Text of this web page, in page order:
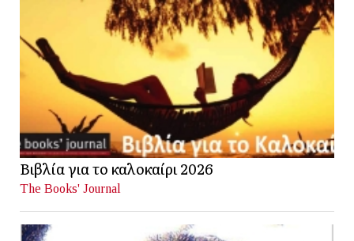
Βιβλία για το καλοκαίρι 2026
The Books' Journal